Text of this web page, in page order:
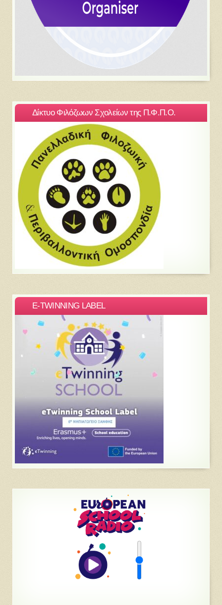
Δίκτυο Φιλόζωων Σχολείων της Π.Φ.Π.Ο.
E-TWINNING LABEL